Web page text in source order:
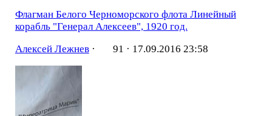
Флагман Белого Черноморского флота Линейный
корабль "Генерал Алексеев", 1920 год.
Алексей Лежнев· 91 · 17.09.2016 23:58